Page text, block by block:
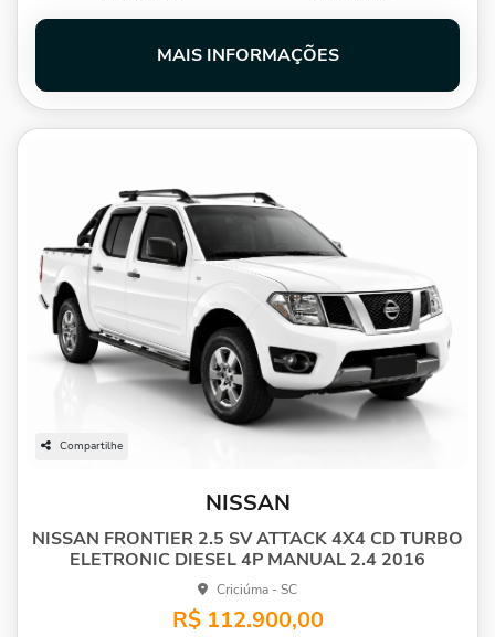
MAIS INFORMAÇÕES
Compartilhe
NISSAN
NISSAN FRONTIER 2.5 SV ATTACK 4X4 CD TURBO
ELETRONIC DIESEL 4P MANUAL 2.4 2016
Criciúma - SC
R$ 112.900,00